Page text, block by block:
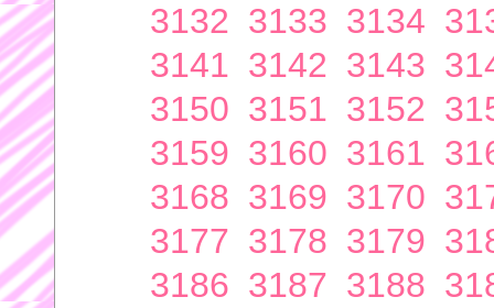
3132 3133 3134
3141 3142 3143
3150 3151 3152
3159 3160 3161
3168 3169 3170
3177 3178 3179
3186 3187 3188